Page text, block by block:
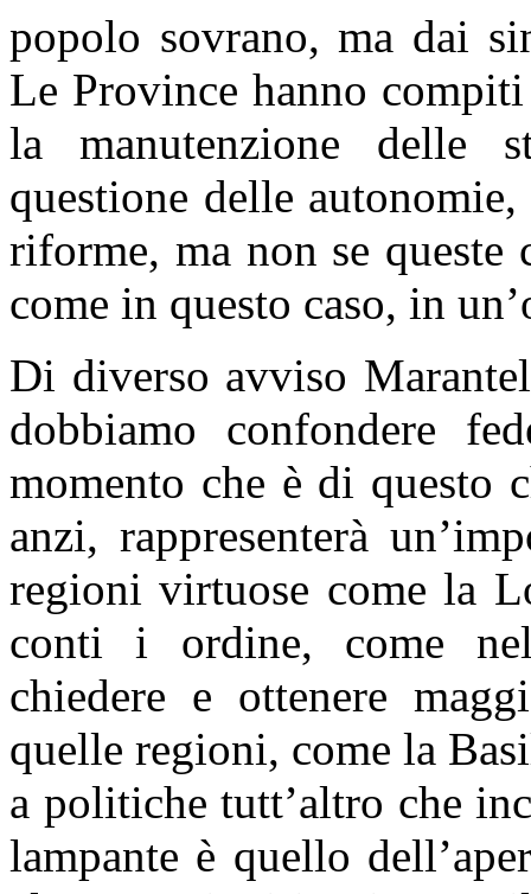
popolo sovrano, ma dai
Le Province hanno
la manutenzione delle
questione delle
riforme, ma non se
come in questo caso, in
Di diverso avviso
dobbiamo confondere
momento che è di questo
anzi, rappresenterà
regioni virtuose come la
conti i ordine, come
chiedere e ottenere
quelle regioni, come la
a politiche tutt’altro che
lampante è quello